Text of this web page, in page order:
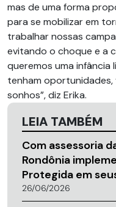
mas de uma forma
para se mobilizar em
trabalhar nossas
evitando o choque e a
queremos uma infância
tenham
sonhos”, diz Erika.
LEIA TAMBÉM
Com assessoria
Rondônia
Protegida em
26/06/2026